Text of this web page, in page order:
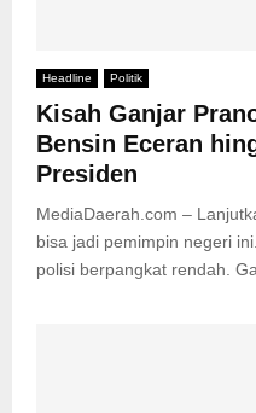
Headline Politik
Kisah Ganjar
Bensin Eceran
Presiden
MediaDaerah.com –
bisa jadi pemimpin negeri
polisi berpangkat rendah.